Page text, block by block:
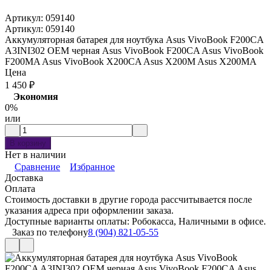
Артикул: 059140
Артикул: 059140
Аккумуляторная батарея для ноутбука Asus VivoBook F200CA
A3INI302 OEM черная Asus VivoBook F200CA Asus VivoBook
F200MA Asus VivoBook X200CA Asus X200M Asus X200MA
Цена
1 450 ₽
Экономия
0%
или
В корзину
Нет в наличии
Сравнение
Избранное
Доставка
Оплата
Стоимость доставки в другие города рассчитывается после
указания адреса при оформлении заказа.
Доступные варианты оплаты: Робокасса, Наличными в офисе.
Заказ по телефону8 (904) 821-05-55